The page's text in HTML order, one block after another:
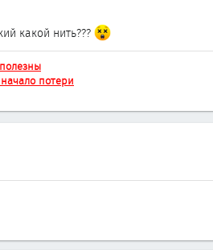
какой нить???
потери